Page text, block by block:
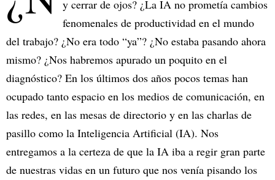
y cerrar de ojos? ¿La IA no prometía cambios
fenomenales de productividad en el mundo
del trabajo? ¿No era todo “ya”? ¿No estaba pasando ahora
mismo? ¿Nos habremos apurado un poquito en el
diagnóstico? En los últimos dos años pocos temas han
ocupado tanto espacio en los medios de comunicación, en
las redes, en las mesas de directorio y en las charlas de
pasillo como la Inteligencia Artificial (IA). Nos
entregamos a la certeza de que la IA iba a regir gran parte
de nuestras vidas en un futuro que nos venía pisando los